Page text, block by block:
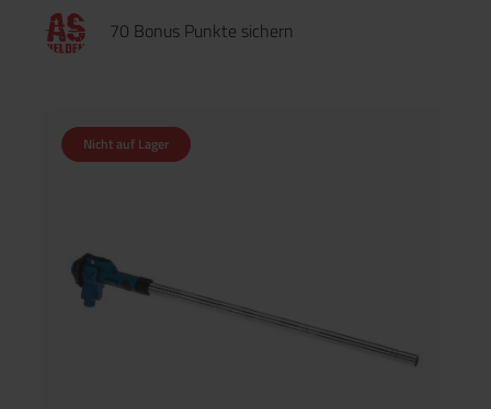
70 Bonus Punkte sichern
Nicht auf Lager